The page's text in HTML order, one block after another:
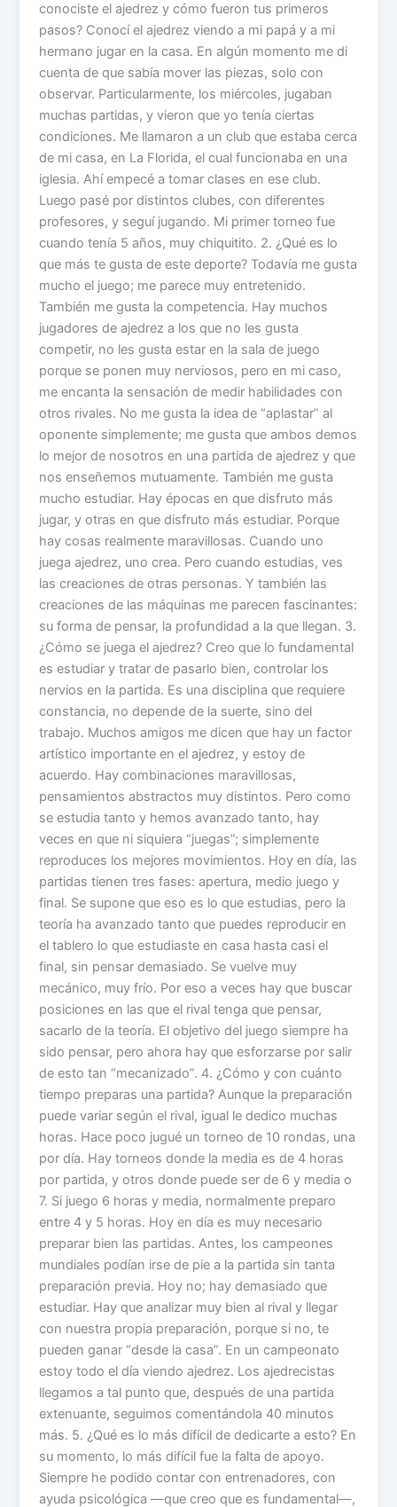
conociste el ajedrez y cómo fueron tus primeros
pasos? Conocí el ajedrez viendo a mi papá y a mi
hermano jugar en la casa. En algún momento me di
cuenta de que sabía mover las piezas, solo con
observar. Particularmente, los miércoles, jugaban
muchas partidas, y vieron que yo tenía ciertas
condiciones. Me llamaron a un club que estaba cerca
de mi casa, en La Florida, el cual funcionaba en una
iglesia. Ahí empecé a tomar clases en ese club.
Luego pasé por distintos clubes, con diferentes
profesores, y seguí jugando. Mi primer torneo fue
cuando tenía 5 años, muy chiquitito. 2. ¿Qué es lo
que más te gusta de este deporte? Todavía me gusta
mucho el juego; me parece muy entretenido.
También me gusta la competencia. Hay muchos
jugadores de ajedrez a los que no les gusta
competir, no les gusta estar en la sala de juego
porque se ponen muy nerviosos, pero en mi caso,
me encanta la sensación de medir habilidades con
otros rivales. No me gusta la idea de “aplastar” al
oponente simplemente; me gusta que ambos demos
lo mejor de nosotros en una partida de ajedrez y que
nos enseñemos mutuamente. También me gusta
mucho estudiar. Hay épocas en que disfruto más
jugar, y otras en que disfruto más estudiar. Porque
hay cosas realmente maravillosas. Cuando uno
juega ajedrez, uno crea. Pero cuando estudias, ves
las creaciones de otras personas. Y también las
creaciones de las máquinas me parecen fascinantes:
su forma de pensar, la profundidad a la que llegan. 3.
¿Cómo se juega el ajedrez? Creo que lo fundamental
es estudiar y tratar de pasarlo bien, controlar los
nervios en la partida. Es una disciplina que requiere
constancia, no depende de la suerte, sino del
trabajo. Muchos amigos me dicen que hay un factor
artístico importante en el ajedrez, y estoy de
acuerdo. Hay combinaciones maravillosas,
pensamientos abstractos muy distintos. Pero como
se estudia tanto y hemos avanzado tanto, hay
veces en que ni siquiera “juegas”; simplemente
reproduces los mejores movimientos. Hoy en día, las
partidas tienen tres fases: apertura, medio juego y
final. Se supone que eso es lo que estudias, pero la
teoría ha avanzado tanto que puedes reproducir en
el tablero lo que estudiaste en casa hasta casi el
final, sin pensar demasiado. Se vuelve muy
mecánico, muy frío. Por eso a veces hay que buscar
posiciones en las que el rival tenga que pensar,
sacarlo de la teoría. El objetivo del juego siempre ha
sido pensar, pero ahora hay que esforzarse por salir
de esto tan “mecanizado”. 4. ¿Cómo y con cuánto
tiempo preparas una partida? Aunque la preparación
puede variar según el rival, igual le dedico muchas
horas. Hace poco jugué un torneo de 10 rondas, una
por día. Hay torneos donde la media es de 4 horas
por partida, y otros donde puede ser de 6 y media o
7. Si juego 6 horas y media, normalmente preparo
entre 4 y 5 horas. Hoy en día es muy necesario
preparar bien las partidas. Antes, los campeones
mundiales podían irse de pie a la partida sin tanta
preparación previa. Hoy no; hay demasiado que
estudiar. Hay que analizar muy bien al rival y llegar
con nuestra propia preparación, porque si no, te
pueden ganar “desde la casa”. En un campeonato
estoy todo el día viendo ajedrez. Los ajedrecistas
llegamos a tal punto que, después de una partida
extenuante, seguimos comentándola 40 minutos
más. 5. ¿Qué es lo más difícil de dedicarte a esto? En
su momento, lo más difícil fue la falta de apoyo.
Siempre he podido contar con entrenadores, con
ayuda psicológica —que creo que es fundamental—,